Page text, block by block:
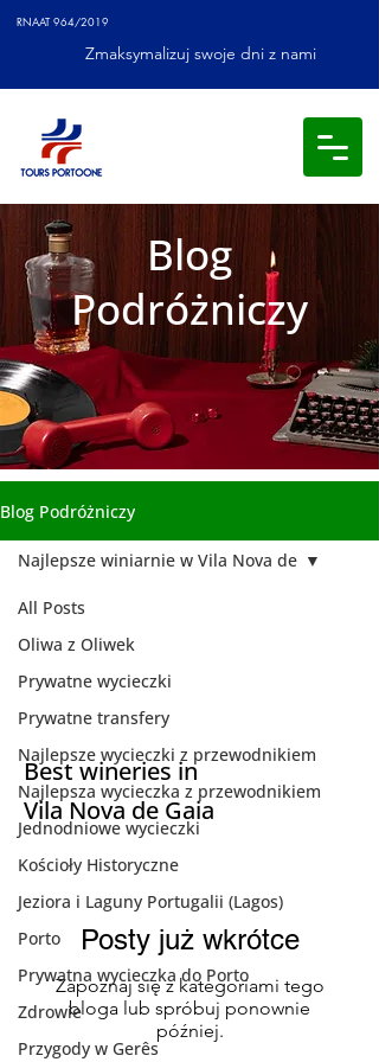
RNAAT 964/2019
Zmaksymalizuj swoje dni z nami
Blog
Podróżniczy
Blog Podróżniczy
All Posts
Oliwa z Oliwek
Prywatne wycieczki
Prywatne transfery
Najlepsze wycieczki z przewodnikiem
Najlepsza wycieczka z przewodnikiem
Jednodniowe wycieczki
Kościoły Historyczne
Jeziora i Laguny Portugalii (Lagos)
Porto
Prywatna wycieczka do Porto
Zdrowie
Przygody w Gerês
Najlepsze winiarnie w Vila Nova de
Najlepsze
winiarnie w Vila
Nova de
Best wineries in
Vila Nova de Gaia
Posty już wkrótce
Zapoznaj się z kategoriami tego
bloga lub spróbuj ponownie
później.